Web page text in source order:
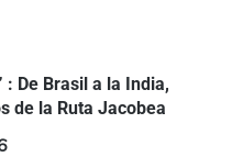
: De Brasil a la India,
de la Ruta Jacobea